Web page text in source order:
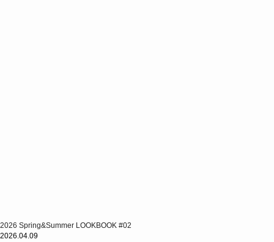
2026 Spring&Summer LOOKBOOK #02
2026.04.09